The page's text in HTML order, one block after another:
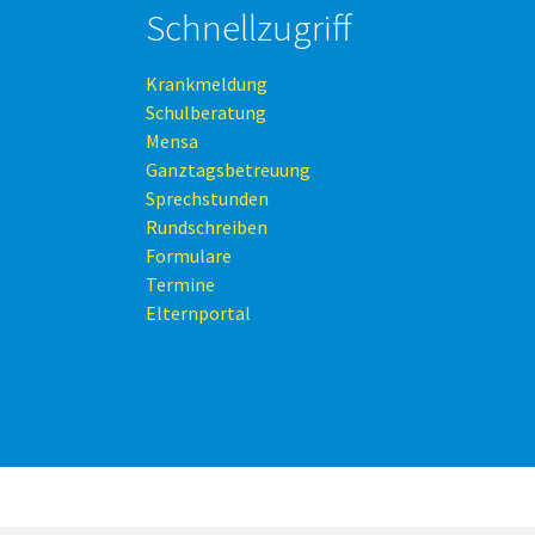
Schnellzugriff
Krankmeldung
Schulberatung
Mensa
Ganztagsbetreuung
Sprechstunden
Rundschreiben
Formulare
Termine
Elternportal